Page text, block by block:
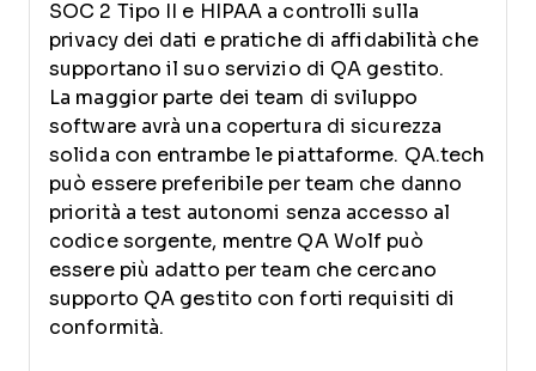
SOC 2 Tipo II e HIPAA a controlli sulla
privacy dei dati e pratiche di affidabilità che
supportano il suo servizio di QA gestito.
La maggior parte dei team di sviluppo
software avrà una copertura di sicurezza
solida con entrambe le piattaforme. QA.tech
può essere preferibile per team che danno
priorità a test autonomi senza accesso al
codice sorgente, mentre QA Wolf può
essere più adatto per team che cercano
supporto QA gestito con forti requisiti di
conformità.